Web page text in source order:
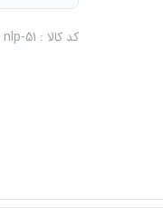
کد کالا : nlp-51